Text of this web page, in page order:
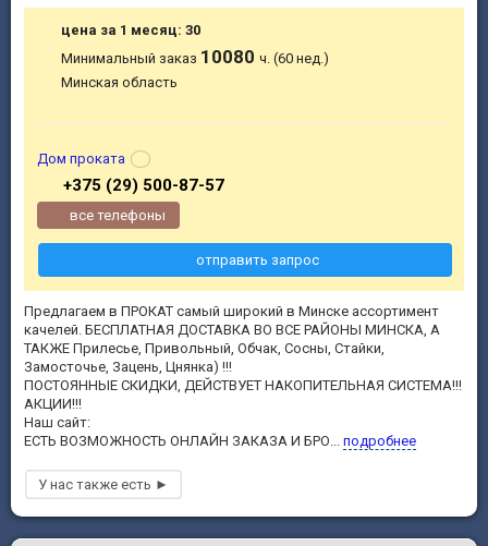
Предлагаем в ПРОКАТ самый широкий в Минске ассортимент
качелей. БЕСПЛАТНАЯ ДОСТАВКА ВО ВСЕ РАЙОНЫ МИНСКА, А
ТАКЖЕ Прилесье, Привольный, Обчак, Сосны, Стайки,
Замосточье, Зацень, Цнянка) !!!
ПОСТОЯННЫЕ СКИДКИ, ДЕЙСТВУЕТ НАКОПИТЕЛЬНАЯ СИСТЕМА!!!
АКЦИИ!!!
Наш сайт:
ЕСТЬ ВОЗМОЖНОСТЬ ОНЛАЙН ЗАКАЗА И БРО... подробнее
цена за 1 месяц: 30
Минимальный заказ 10080ч. (60 нед.)
Минская область
Дом проката
+375 (29) 500-87-57
все телефоны
отправить запрос